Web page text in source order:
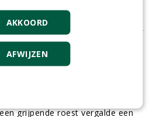
2013
17 sec
auto was een Alfa. Heel
een echte Italiaan. Dat Alfaatje
grijpende roest vergalde een
AKKOORD
AFWIJZEN